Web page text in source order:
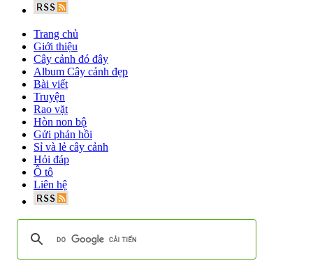
Trang chủ
Giới thiệu
Cây cảnh đó đây
Album Cây cảnh đẹp
Bài viết
Truyện
Rao vặt
Hòn non bộ
Gửi phản hồi
Sỉ và lẻ cây cảnh
Hỏi đáp
Ô tô
Liên hệ